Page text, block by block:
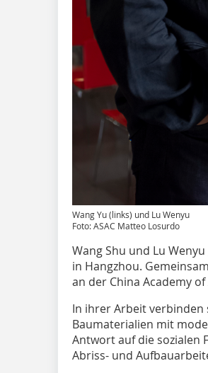
Wang Yu (links) und Lu Wenyu
Foto: ASAC Matteo Losurdo
Wang Shu und Lu
in Hangzhou.
an der China Academy
In ihrer Arbeit verbinden
Baumaterialien mit
Antwort auf die sozialen
Abriss- und